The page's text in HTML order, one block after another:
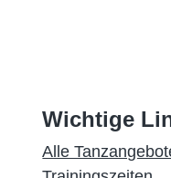
Wichtige
Alle